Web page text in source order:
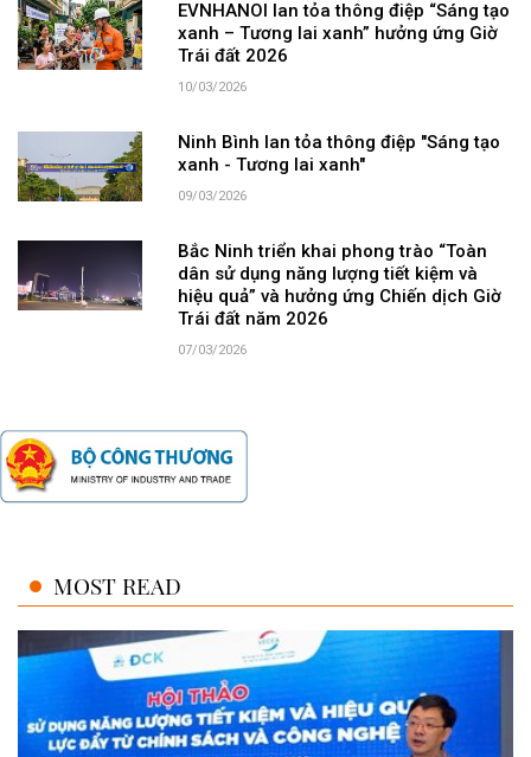
EVNHANOI lan tỏa thông điệp “Sáng tạo
xanh – Tương lai xanh” hưởng ứng Giờ
Trái đất 2026
10/03/2026
Ninh Bình lan tỏa thông điệp "Sáng tạo
xanh - Tương lai xanh"
09/03/2026
Bắc Ninh triển khai phong trào “Toàn
dân sử dụng năng lượng tiết kiệm và
hiệu quả” và hưởng ứng Chiến dịch Giờ
Trái đất năm 2026
07/03/2026
MOST READ